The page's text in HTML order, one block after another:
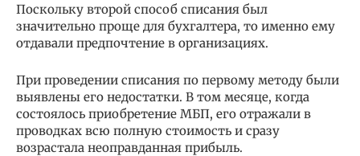
Поскольку второй способ списания был
значительно проще для бухгалтера, то именно ему
отдавали предпочтение в организациях.
При проведении списания по первому методу были
выявлены его недостатки. В том месяце, когда
состоялось приобретение МБП, его отражали в
проводках всю полную стоимость и сразу
возрастала неоправданная прибыль.